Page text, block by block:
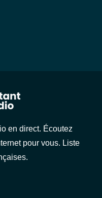
en direct. Écoutez
pour vous. Liste